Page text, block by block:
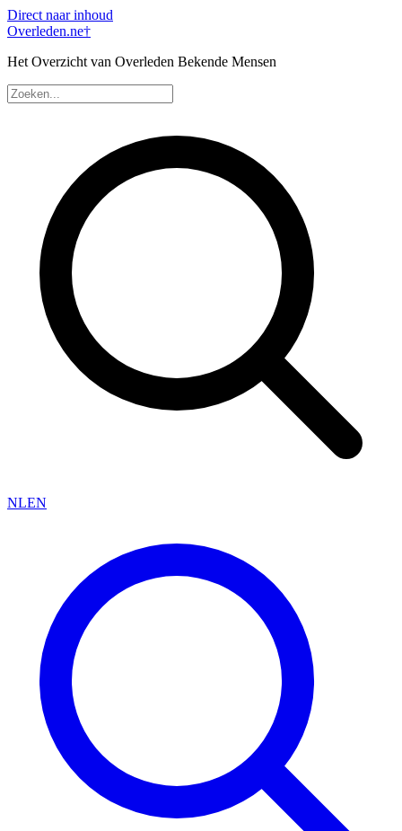
Direct naar inhoud
Overleden.ne†
Het Overzicht van Overleden Bekende Mensen
NLEN